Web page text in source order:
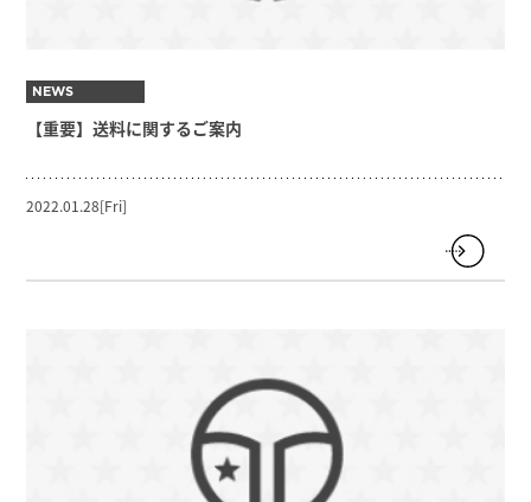
NEWS
【重要】送料に関するご案内
2022.01.28[Fri]